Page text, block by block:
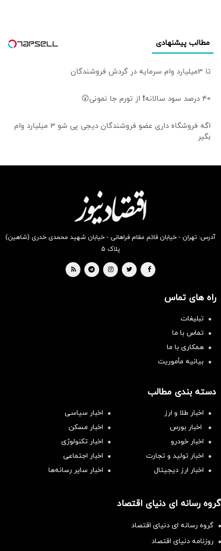
مطالب پیشنهادی
تا 3میلیارد وام سرمایه در گردش فروشندگان
40 درصد سود سالانه❗ از تورم جا نمونی😲
اگه فروشگاه داری عضو فروشندگان دیجی پی شو 3 میلیارد وام
بگیر
آدرس: تهران - خیابان قائم مقام فراهانی - خیابان شهید محمدی خدری (شاهین)
پلاک ۵
راه های تماس
تبلیغات
تماس با ما
همکاری با ما
بیانیه مأموریت
دسته بندی مطالب
اخبار طلا و ارز
اخبار سیاسی
اخبار بورس
اخبار مسکن
اخبار خودرو
اخبار تکنولوژی
اخبار تولید و تجارت
اخبار اجتماعی
اخبار ارز دیجیتال
اخبار سایر رسانه‌‌ها
گروه رسانه ای دنیای اقتصاد
گروه رسانه ای دنیای اقتصاد
روزنامه دنیای اقتصاد